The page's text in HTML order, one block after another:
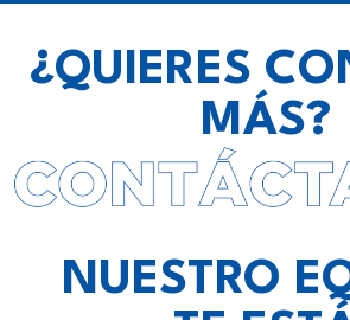
¿QUIERES
MÁS?
NUESTRO